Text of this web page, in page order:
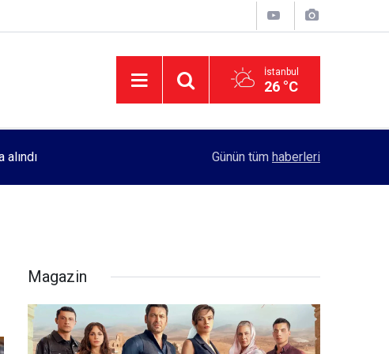
İstanbul
26 °C
Rektörlük, kadın öğrencilerin güvenliği için
Günün tüm haberleri
Magazin